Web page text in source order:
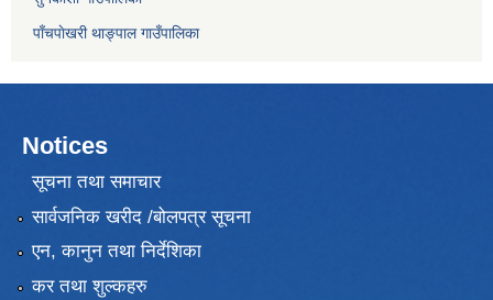
पाँचपाेखरी थाङ्पाल गाउँपालिका
Notices
सूचना तथा समाचार
सार्वजनिक खरीद /बोलपत्र सूचना
एन, कानुन तथा निर्देशिका
कर तथा शुल्कहरु